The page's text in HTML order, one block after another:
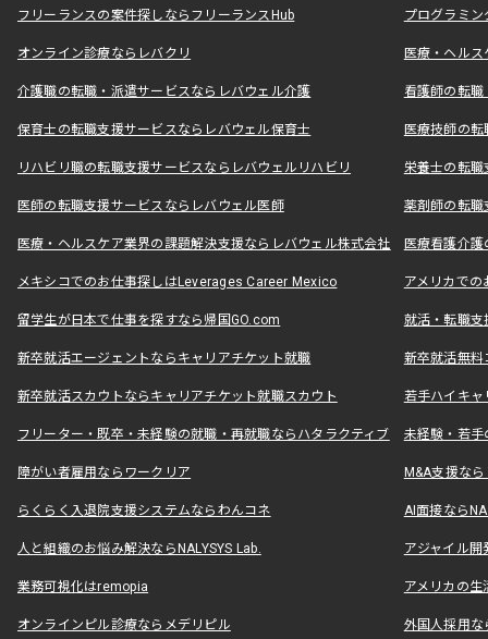
フリーランスの案件探しならフリーランスHub プログラミ
オンライン診療ならレバクリ 医療・ヘル
介護職の転職・派遣サービスならレバウェル介護 看護師の転
保育士の転職支援サービスならレバウェル保育士 医療技師の
リハビリ職の転職支援サービスならレバウェルリハビリ 栄養士の転
医師の転職支援サービスならレバウェル医師 薬剤師の転
医療・ヘルスケア業界の課題解決支援ならレバウェル株式会社 医療看護介
メキシコでのお仕事探しはLeverages Career Mexico アメリカで
留学生が日本で仕事を探すなら帰国GO.com 就活・転職
新卒就活エージェントならキャリアチケット就職 新卒就活無料
新卒就活スカウトならキャリアチケット就職スカウト 若手ハイキ
フリーター・既卒・未経験の就職・再就職ならハタラクティブ 未経験・若手
障がい者雇用ならワークリア M&A支援な
らくらく入退院支援システムならわんコネ AI面接なら
人と組織のお悩み解決ならNALYSYS Lab. アジャイル
業務可視化はremopia アメリカの
オンラインピル診療ならメデリピル 外国人採用